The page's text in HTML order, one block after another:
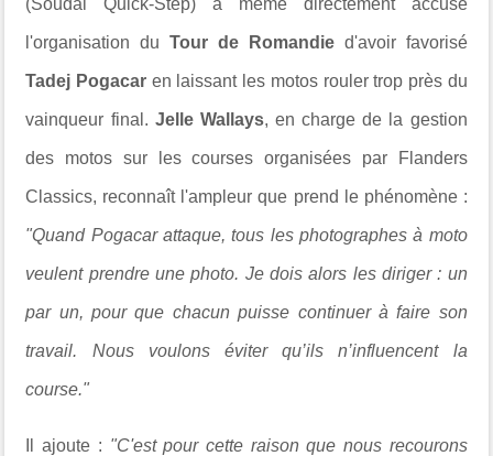
l'organisation duTour de Romandied'avoir favorisé
Tadej Pogacar en laissant les motos rouler trop près du
vainqueur final. Jelle Wallays, en charge de la gestion
des motos sur les courses organisées par Flanders
Classics, reconnaît l'ampleur que prend le phénomène :
"Quand Pogacar attaque, tous les photographes à moto
veulent prendre une photo. Je dois alors les diriger : un
par un, pour que chacun puisse continuer à faire son
travail. Nous voulons éviter qu’ils n’influencent la
course."
Il ajoute : "C'est pour cette raison que nous recourons